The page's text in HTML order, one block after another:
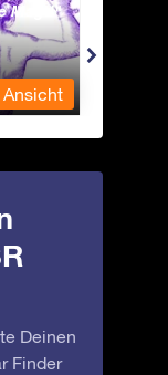
Magd
Ansicht
Deinen
Finder